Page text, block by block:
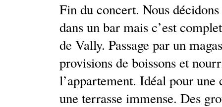
Fin du concert. Nous
dans un bar mais c’est
de Vally. Passage par un
provisions de boissons et
l’appartement. Idéal pour
une terrasse immense. Des